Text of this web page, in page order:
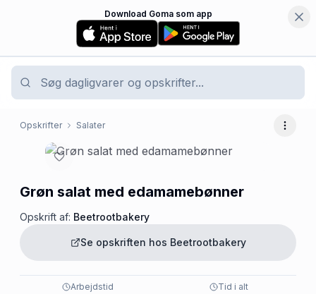
Download Goma som app
Opskrifter Salater Flere
Grøn salat med edamamebønner
Opskrift af: Beetrootbakery
Se opskriften hos Beetrootbakery
Arbejdstid
Tid i alt